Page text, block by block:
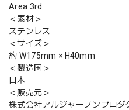
Area 3rd
＜素材＞
ステンレス
＜サイズ＞
約 W175mm × H40mm
＜製造国＞
日本
＜販売元＞
株式会社アルジャーノンプロダ